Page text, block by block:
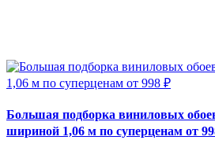
Большая подборка виниловых
шириной 1,06 м по суперценам от